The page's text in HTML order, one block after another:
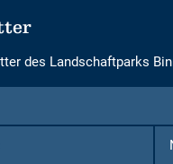
des Landschaftparks